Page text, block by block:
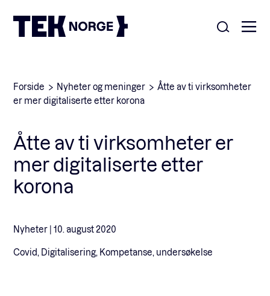
Om oss
Medlemskap
Nyheter
Møteplasser
Kontakt
English
POPULÆRE SØK:
Våre viktigste saker
Medlemskap
Forside Nyheter og meninger
Åtte av ti virksomheter
er mer digitaliserte etter korona
Åtte av ti virksomheter er
mer digitaliserte etter
korona
Nyheter | 10. august 2020
Covid, Digitalisering, Kompetanse, undersøkelse